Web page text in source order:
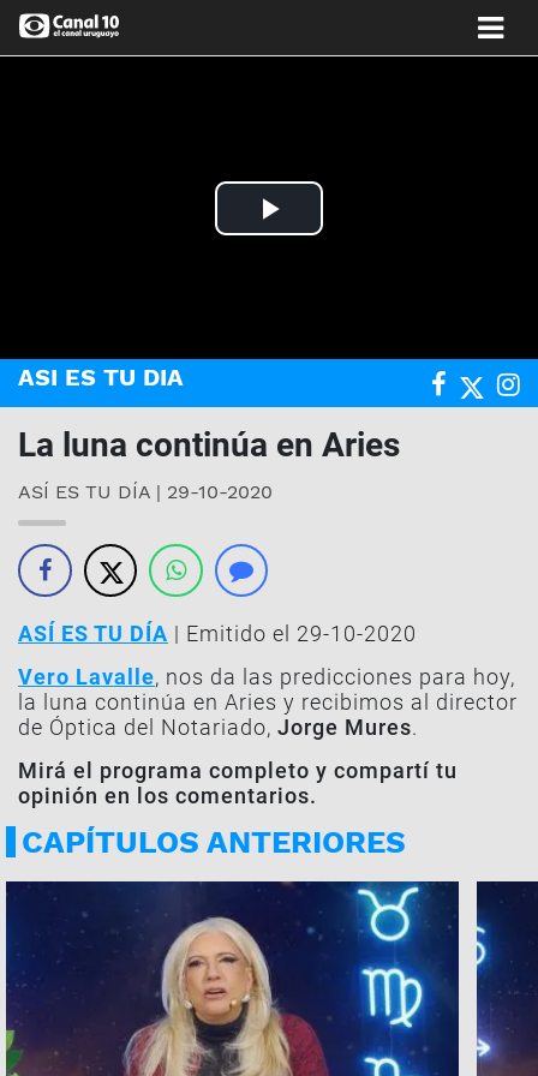
Play
ASI ES TU DIA
La luna continúa en Aries
ASÍ ES TU DÍA | 29-10-2020
ASÍ ES TU DÍA | Emitido el 29-10-2020
Vero Lavalle, nos da las predicciones para hoy,
la luna continúa en Aries y recibimos al director
de Óptica del Notariado, Jorge Mures.
Mirá el programa completo y compartí tu
opinión en los comentarios.
CAPÍTULOS ANTERIORES